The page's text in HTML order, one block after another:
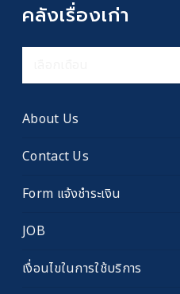
คลังเรื่องเก่า
เรื่อง
About Us
Contact Us
Form แจ้งชำระเงิน
JOB
เงื่อนไขในการใช้บริการ